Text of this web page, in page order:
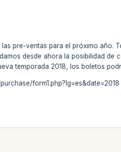
pre-ventas para el próximo año.
desde ahora la posibilidad de
temporada 2018, los boletos
form1.php?lg=es&date=2018